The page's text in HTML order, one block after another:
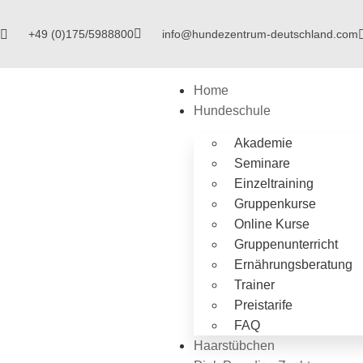
+49 (0)175/5988800 info@hundezentrum-deutschland.com
Home
Hundeschule
Akademie
Seminare
Einzeltraining
Gruppenkurse
Online Kurse
Gruppenunterricht
Ernährungsberatung
Trainer
Preistarife
FAQ
Haarstübchen